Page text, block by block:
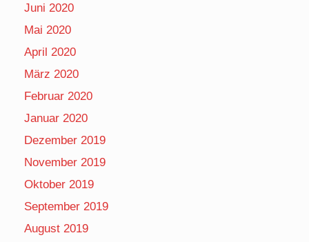
Juni 2020
Mai 2020
April 2020
März 2020
Februar 2020
Januar 2020
Dezember 2019
November 2019
Oktober 2019
September 2019
August 2019